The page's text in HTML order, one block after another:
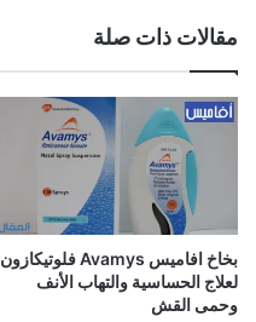
مقالات ذات صلة
بخاخ افاميس Avamys فلوتيكازون
لعلاج الحساسية والتهاب الأنف
وحمى القش